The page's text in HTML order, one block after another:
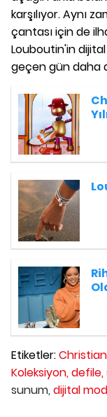
karşılıyor. Aynı
çantası için de
Louboutin'in
geçen gün daha
Etiketler:
Koleksiyon, defile,
sunum, dijital